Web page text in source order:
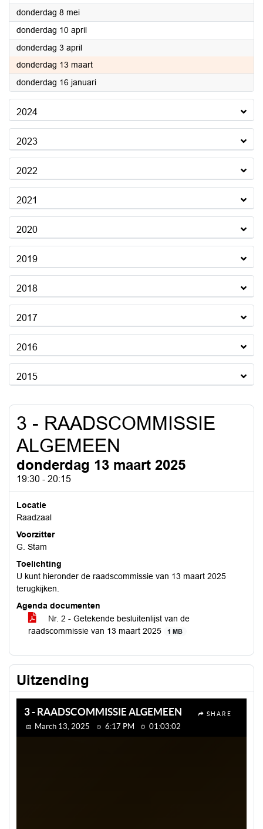
donderdag 8 mei2025
donderdag 10 april2025
donderdag 3 april2025
donderdag 13 maart2025
donderdag 16 januari2025
2024
2023
2022
2021
2020
2019
2018
2017
2016
2015
3 - RAADSCOMMISSIE
ALGEMEEN
donderdag 13 maart 2025
19:30 - 20:15
Locatie
Raadzaal
Voorzitter
G. Stam
Toelichting
U kunt hieronder de raadscommissie van 13 maart 2025
terugkijken.
Agenda documenten
Nr. 2 - Getekende besluitenlijst van de
raadscommissie van 13 maart 2025
1 MB
Uitzending